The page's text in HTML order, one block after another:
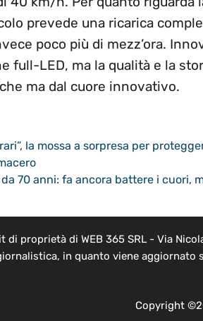
prevede una ricarica
poco più di mezz’ora.
full-LED, ma la qualità e la
ma dal cuore innovativo.
la mossa a sorpresa per
70 anni: fa ancora battere i cuori,
di proprietà di WEB 365 SRL - Via
in quanto viene
Copyright